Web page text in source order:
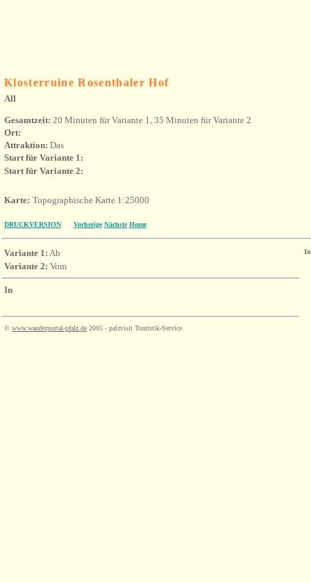
Klosterruine Rosenthaler Hof
All
Gesamtzeit: 20 Minuten für Variante 1, 35 Minuten für Variante 2
Ort:
Attraktion: Das
Start für Variante 1:
Start für Variante 2:
Karte: Topographische Karte 1:25000
DRUCKVERSION Vorherige Nächste Home
Variante 1: Ab
Variante 2: Vom
In
© www.wanderportal-pfalz.de 2005 - palzvisit Touristik-Service
In